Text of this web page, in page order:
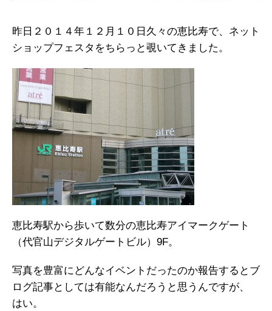
昨日２０１４年１２月１０日久々の恵比寿で、ネット
ショップフェスタをちらっと覗いてきました。
恵比寿駅から歩いて数分の恵比寿アイマークゲート
（代官山デジタルゲートビル）9F。
写真を豊富にどんなイベントだったのか報告するとブ
ログ記事としては有能なんだろうと思うんですが、
はい。